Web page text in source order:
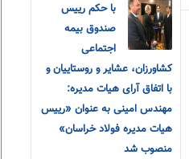
با حکم رییس
صندوق بیمه
اجتماعی
کشاورزان، عشایر و روستاییان و
با اتفاق آرای هیات مدیره:
مهندس امینی به عنوان «رییس
هیات مدیره فولاد خراسان»
منصوب شد